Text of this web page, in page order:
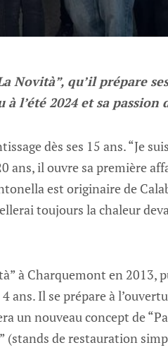
Novità”, qu’il prépare
l’été 2024 et sa passion
dès ses 15 ans. “Je
ans, il ouvre sa première
est originaire de
toujours la chaleur
à Charquemont en 2013,
ans. Il se prépare à
un nouveau concept de
de restauration